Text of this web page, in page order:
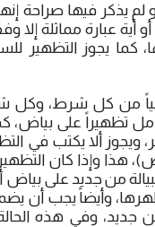
لم يذكر فيها صراحة
أية عبارة مماثلة إلا
كما يجوز التظهير
من كل شرط، وكل
تظهيراً على بياض،
ألا يكتب في
هذا وإذا كان
من جديد على بياض
وأيضاً يجب أن
وفي هذه الحالة